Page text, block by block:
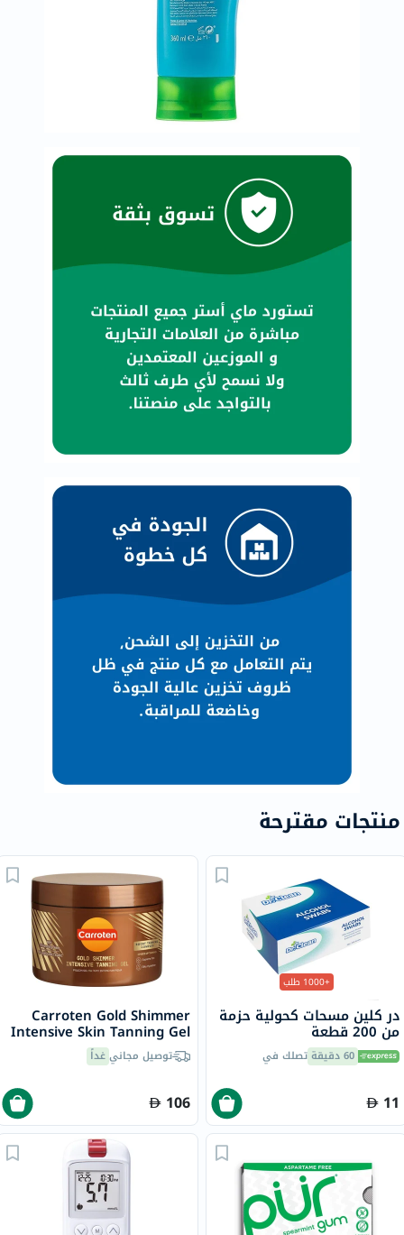
منتجات مقترحة
+1000 طلب
در كلين مسحات كحولية حزمة
من 200 قطعة
60 دقيقة تصلك في
11
Carroten Gold Shimmer
Intensive Skin Tanning Gel
150mlتوصيل مجانيغداً
106